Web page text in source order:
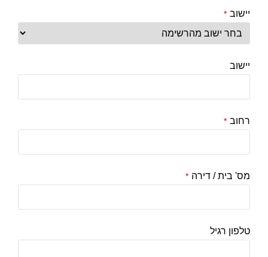
יישוב *
יישוב
רחוב *
מס' בית / דירה *
טלפון רגיל